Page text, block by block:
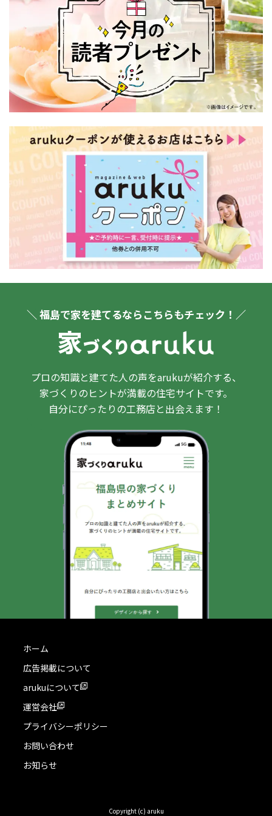
＼ 福島で家を建てるならこちらもチェック！／
プロの知識と建てた人の声をarukuが紹介する、
家づくりのヒントが満載の住宅サイトです。
自分にぴったりの工務店と出会えます！
ホーム
広告掲載について
arukuについて
運営会社
プライバシーポリシー
お問い合わせ
お知らせ
Copyright (c) aruku